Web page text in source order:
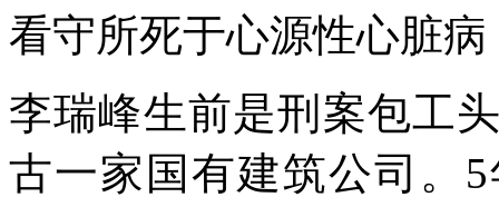
看守所死于心源性心脏
李瑞峰生前是刑案包工
古一家国有建筑公司。